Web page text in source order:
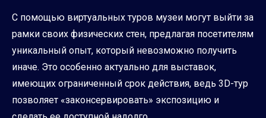
С помощью виртуальных туров музеи могут выйти за
рамки своих физических стен, предлагая посетителям
уникальный опыт, который невозможно получить
иначе. Это особенно актуально для выставок,
имеющих ограниченный срок действия, ведь 3D-тур
позволяет «законсервировать» экспозицию и